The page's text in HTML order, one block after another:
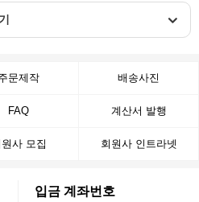
문제작 배송사진
FAQ 계산서 발행
원사 모집 회원사 인트라넷
입금 계좌번호